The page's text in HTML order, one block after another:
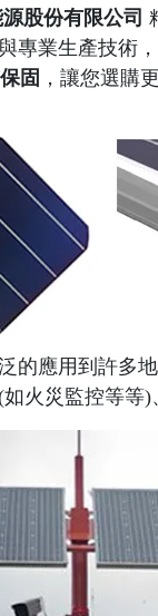
股份有限公司
專業生產技術
固 ，讓您選購
的應用到許多
火災監控等等